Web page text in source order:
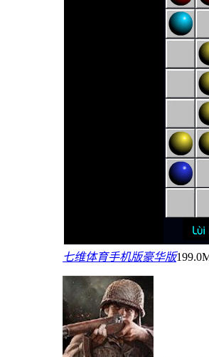
七维体育手机版豪华版